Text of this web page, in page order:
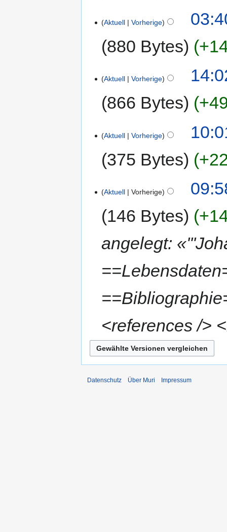
Aktuell Vorherige
880 Bytes
Aktuell Vorherige
866 Bytes
Aktuell Vorherige
375 Bytes
Aktuell Vorherige
146 Bytes
angelegt:
<references />
Datenschutz Über Muri Impressum